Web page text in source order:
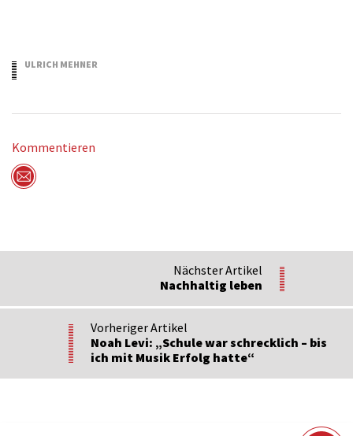
ULRICH MEHNER
Kommentieren
Nächster Artikel
Nachhaltig leben
Vorheriger Artikel
Noah Levi: „Schule war schrecklich – bis
ich mit Musik Erfolg hatte“